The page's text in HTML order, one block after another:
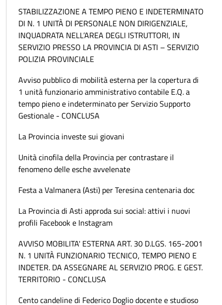
STABILIZZAZIONE A TEMPO PIENO E INDETERMINATO
DI N. 1 UNITÀ DI PERSONALE NON DIRIGENZIALE,
INQUADRATA NELL’AREA DEGLI ISTRUTTORI, IN
SERVIZIO PRESSO LA PROVINCIA DI ASTI – SERVIZIO
POLIZIA PROVINCIALE
Avviso pubblico di mobilità esterna per la copertura di
1 unità funzionario amministrativo contabile E.Q. a
tempo pieno e indeterminato per Servizio Supporto
Gestionale - CONCLUSA
La Provincia investe sui giovani
Unità cinofila della Provincia per contrastare il
fenomeno delle esche avvelenate
Festa a Valmanera (Asti) per Teresina centenaria doc
La Provincia di Asti approda sui social: attivi i nuovi
profili Facebook e Instagram
AVVISO MOBILITA' ESTERNA ART. 30 D.LGS. 165-2001
N. 1 UNITÀ FUNZIONARIO TECNICO, TEMPO PIENO E
INDETER. DA ASSEGNARE AL SERVIZIO PROG. E GEST.
TERRITORIO - CONCLUSA
Cento candeline di Federico Doglio docente e studioso